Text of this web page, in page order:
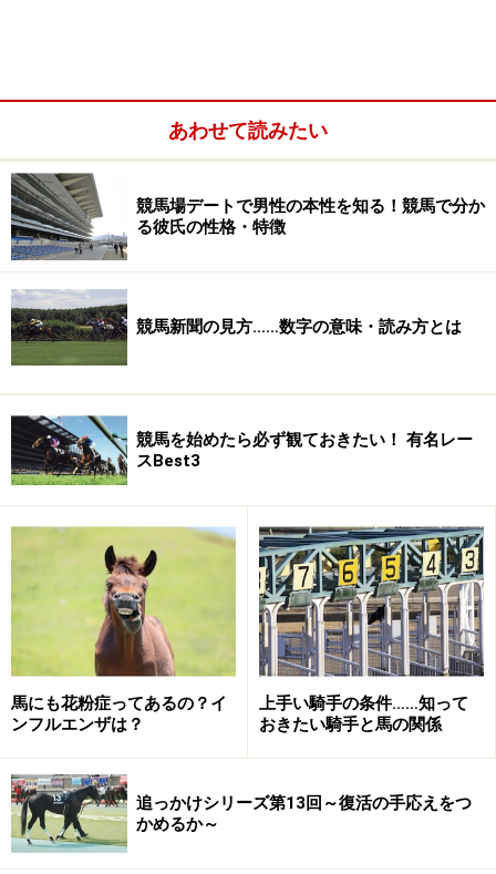
ご存知の方も多いかも知れませんが、「G1」とはレース
の格付けにおける最上位のもの。よく言う「G1レース」
とは、毎週行われる競馬のレースの中でも、トップラン
クということになります。
ですが、これだけでは「G1とは何か」について、いまい
ち伝えられていません。G1のすごさ、そしてその面白さ
を知るには、「G1以外」の部分を張り切って説明する必
いくつものクラスを突破しないと、G1に出
ることはできない
日本の競馬では、その馬の成績に合わせて5つにクラス
が分かれています。以下の図を見て頂きましょう。
日本の競馬では、獲得賞金に合わせて各馬の所属するクラス
1番下のクラスは、デビュー前の馬も含めて「一度も勝
ったことのない」馬たちのクラス。そこから、1勝ある
いは2勝するごとにクラスが上がります。なお、500万
下・1000万下などのクラス名は、その馬が今まで1着に
なって稼いだ賞金のトータル(1着賞金の合計が500万以
あわせて読みたい
競馬場デートで男性の本性を知る！競馬で分か
る彼氏の性格・特徴
競馬新聞の見方……数字の意味・読み方とは
競馬を始めたら必ず観ておきたい！ 有名レー
スBest3
馬にも花粉症ってあるの？イ
ンフルエンザは？
上手い騎手の条件……知って
おきたい騎手と馬の関係
追っかけシリーズ第13回～復活の手応えをつ
かめるか～